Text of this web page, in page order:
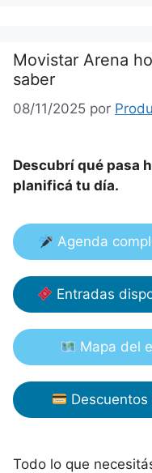
contenido
Movistar Arena
saber
08/11/2025 por
Descubrí qué pasa
planificá tu día.
Agenda
Entradas
Mapa del
Todo lo que